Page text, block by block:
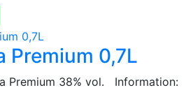
Premium 0,7L
Premium 38% vol. Information: